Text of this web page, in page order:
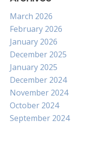
March 2026
February 2026
January 2026
December 2025
January 2025
December 2024
November 2024
October 2024
September 2024